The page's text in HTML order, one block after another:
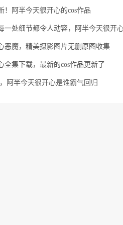
！阿半今天很开心的cos作品
一处细节都令人动容，阿半今天很开
恶魔，精美摄影图片无删原图收集
全集下载，最新的cos作品更新了
阿半今天很开心是谁霸气回归